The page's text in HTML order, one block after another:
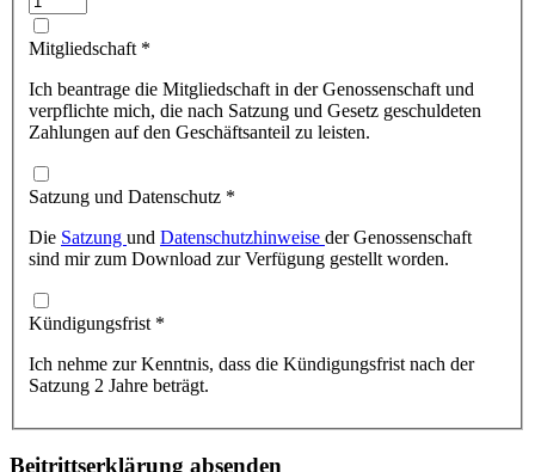
Mitgliedschaft *
Ich beantrage die Mitgliedschaft in der Genossenschaft und
verpflichte mich, die nach Satzung und Gesetz geschuldeten
Zahlungen auf den Geschäftsanteil zu leisten.
Satzung und Datenschutz *
Die Satzung und Datenschutzhinweise der Genossenschaft
sind mir zum Download zur Verfügung gestellt worden.
Kündigungsfrist *
Ich nehme zur Kenntnis, dass die Kündigungsfrist nach der
Satzung 2 Jahre beträgt.
Beitrittserklärung absenden